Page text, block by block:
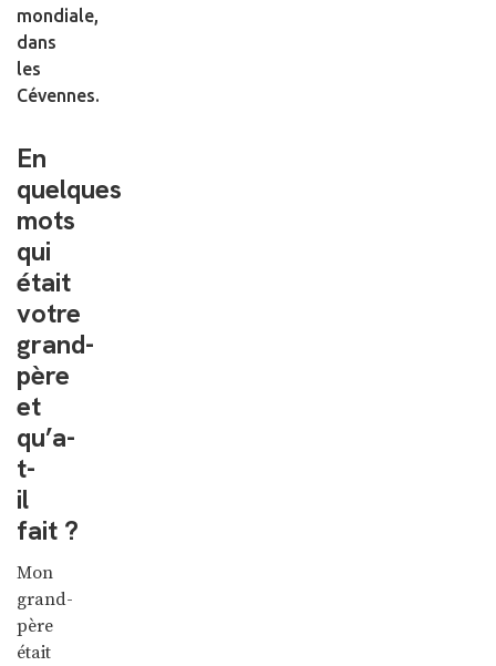
mondiale,
dans
les
Cévennes.
En
quelques
mots
qui
était
votre
grand-
père
et
qu’a-
t-
il
fait ?
Mon
grand-
père
était